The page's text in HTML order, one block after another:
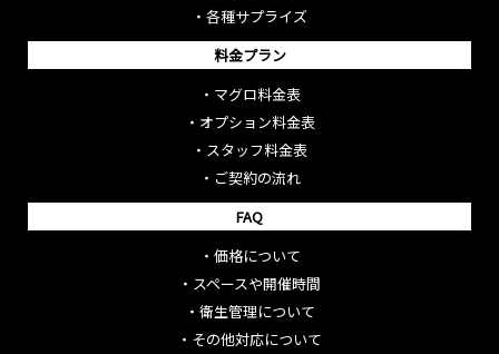
・ 各種サプライズ
料金プラン
・ マグロ料金表
・ オプション料金表
・ スタッフ料金表
・ ご契約の流れ
FAQ
・ 価格について
・ スペースや開催時間
・ 衛生管理について
・ その他対応について